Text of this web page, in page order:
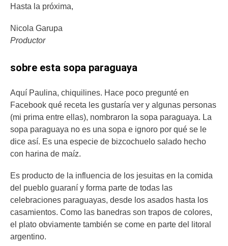
Hasta la próxima,
Nicola Garupa
Productor
sobre esta sopa paraguaya
Aquí Paulina, chiquilines. Hace poco pregunté en
Facebook qué receta les gustaría ver y algunas personas
(mi prima entre ellas), nombraron la sopa paraguaya. La
sopa paraguaya no es una sopa e ignoro por qué se le
dice así. Es una especie de bizcochuelo salado hecho
con harina de maíz.
Es producto de la influencia de los jesuitas en la comida
del pueblo guaraní y forma parte de todas las
celebraciones paraguayas, desde los asados hasta los
casamientos. Como las banedras son trapos de colores,
el plato obviamente también se come en parte del litoral
argentino.